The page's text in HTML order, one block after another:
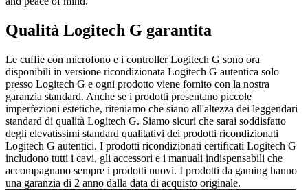
Qualità Logitech G garantita
Le cuffie con microfono e i controller Logitech G sono ora
disponibili in versione ricondizionata Logitech G autentica solo
presso Logitech G e ogni prodotto viene fornito con la nostra
garanzia standard. Anche se i prodotti presentano piccole
imperfezioni estetiche, riteniamo che siano all'altezza dei leggendari
standard di qualità Logitech G. Siamo sicuri che sarai soddisfatto
degli elevatissimi standard qualitativi dei prodotti ricondizionati
Logitech G autentici. I prodotti ricondizionati certificati Logitech G
includono tutti i cavi, gli accessori e i manuali indispensabili che
accompagnano sempre i prodotti nuovi. I prodotti da gaming hanno
una garanzia di 2 anno dalla data di acquisto originale.